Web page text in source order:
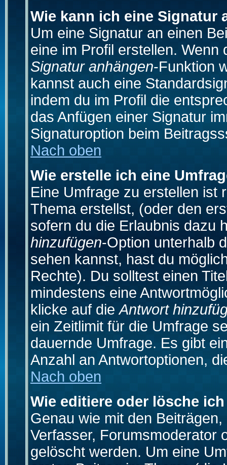
Wie kann ich eine Signatur
Um eine Signatur an einen
eine im Profil erstellen.
Signatur anhängen-Funktion
kannst auch eine
indem du im Profil die
das Anfügen einer Signatur
Signaturoption beim
Nach oben
Wie erstelle ich eine
Eine Umfrage zu erstellen ist
Thema erstellst, (oder den
sofern du die Erlaubnis dazu
hinzufügen-Option unterhalb
sehen kannst, hast du
Rechte). Du solltest einen
mindestens eine
klicke auf dieAntwort
ein Zeitlimit für die Umfrage
dauernde Umfrage. Es gibt
Anzahl an Antwortoptionen,
Nach oben
Wie editiere oder lösche
Genau wie mit den
Verfasser, Forumsmoderator
gelöscht werden. Um eine